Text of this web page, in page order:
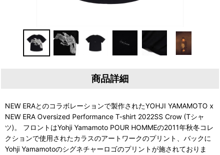
商品詳細
NEW ERAとのコラボレーションで製作されたYOHJI YAMAMOTO x
NEW ERA Oversized Performance T-shirt 2022SS Crow (Tシャ
ツ)。 フロントはYohji Yamamoto POUR HOMMEの2011年秋冬コレ
クションで使用されたカラスのアートワークのプリント、バックに
Yohji Yamamotoのシグネチャーロゴのプリントが施されておりま